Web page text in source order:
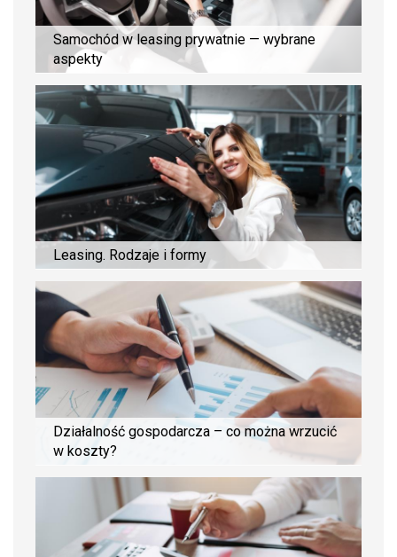
Samochód w leasing prywatnie — wybrane
aspekty
Leasing. Rodzaje i formy
Działalność gospodarcza – co można wrzucić
w koszty?